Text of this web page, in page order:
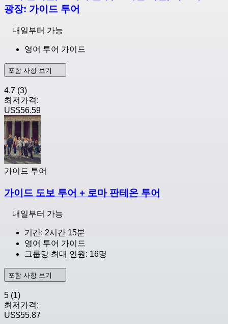
광장: 가이드 투어
내일부터 가능
영어 투어 가이드
포함 사항 보기
4.7 (3)
최저가격:
US$56.59
가이드 투어
가이드 도보 투어 + 로마 판테온 투어
내일부터 가능
기간: 2시간 15분
영어 투어 가이드
그룹당 최대 인원: 16명
포함 사항 보기
5 (1)
최저가격:
US$55.87